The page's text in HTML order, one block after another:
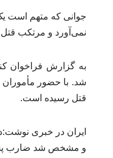
جوانی که متهم است
نمی‌آورد و مرتکب
شد. با حضور
قتل رسیده است.
ایران در خبری